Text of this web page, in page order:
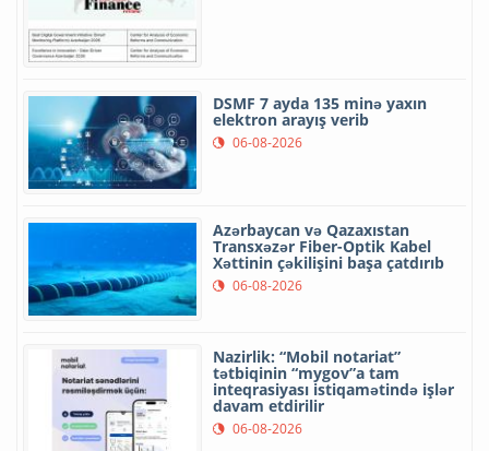
DSMF 7 ayda 135 minə yaxın
elektron arayış verib
06-08-2026
Azərbaycan və Qazaxıstan
Transxəzər Fiber-Optik Kabel
Xəttinin çəkilişini başa çatdırıb
06-08-2026
Nazirlik: “Mobil notariat”
tətbiqinin “mygov”a tam
inteqrasiyası istiqamətində işlər
davam etdirilir
06-08-2026